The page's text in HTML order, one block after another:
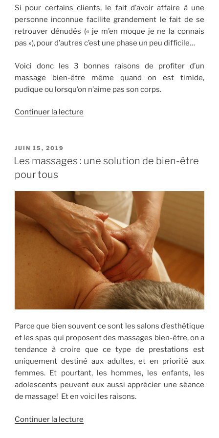
Si pour certains clients, le fait d’avoir affaire à une
personne inconnue facilite grandement le fait de se
retrouver dénudés (« je m’en moque je ne la connais
pas »), pour d’autres c’est une phase un peu difficile…
Voici donc les 3 bonnes raisons de profiter d’un
massage bien-être même quand on est timide,
pudique ou lorsqu’on n’aime pas son corps.
Continuer la lecture
ma
massage
est
il
fait
pour
moi
? »
PUBLIÉ
LE
JUIN 15, 2019
Les massages : une solution de bien-être
pour tous
Parce que bien souvent ce sont les salons d’esthétique
et les spas qui proposent des massages bien-être, on a
tendance à croire que ce type de prestations est
uniquement destiné aux adultes, et en priorité aux
femmes. Et pourtant, les hommes, les enfants, les
adolescents peuvent eux aussi apprécier une séance
de massage! Et en voici les raisons.
Continuer la lecture